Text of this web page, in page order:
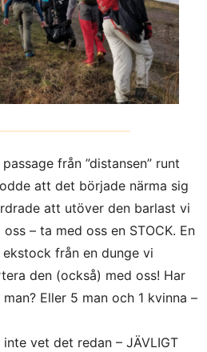
från ”distansen” runt
att det började närma sig
att utöver den barlast vi
– ta med oss en STOCK. En
ekstock från en dunge vi
den (också) med oss! Har
Eller 5 man och 1 kvinna –
vet det redan – JÄVLIGT